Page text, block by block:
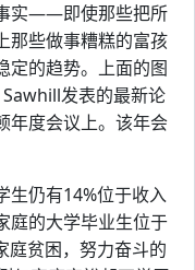
实——即使那些把所
那些做事糟糕的富孩
定的趋势。上面的图
发表的最新论
年度会议上。该年会
生仍有14%位于收入
庭的大学毕业生位于
庭贫困，努力奋斗的